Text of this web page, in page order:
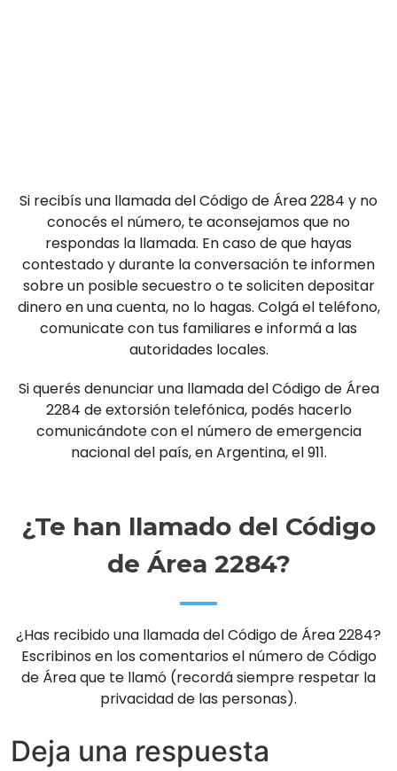
Si recibís una llamada del Código de Área 2284 y no
conocés el número, te aconsejamos que no
respondas la llamada. En caso de que hayas
contestado y durante la conversación te informen
sobre un posible secuestro o te soliciten depositar
dinero en una cuenta, no lo hagas. Colgá el teléfono,
comunicate con tus familiares e informá a las
autoridades locales.
Si querés denunciar una llamada del Código de Área
2284 de extorsión telefónica, podés hacerlo
comunicándote con el número de emergencia
nacional del país, en Argentina, el 911.
¿Te han llamado del Código
de Área 2284?
¿Has recibido una llamada del Código de Área 2284?
Escribinos en los comentarios el número de Código
de Área que te llamó (recordá siempre respetar la
privacidad de las personas).
Deja una respuesta